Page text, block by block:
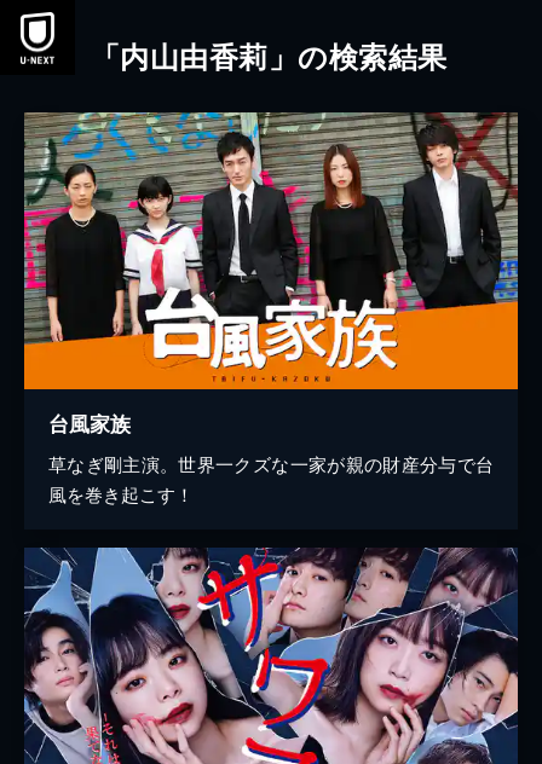
本文へスキップ
「内山由香莉」の検索結果
台風家族
草なぎ剛主演。世界一クズな一家が親の財産分与で台
風を巻き起こす！